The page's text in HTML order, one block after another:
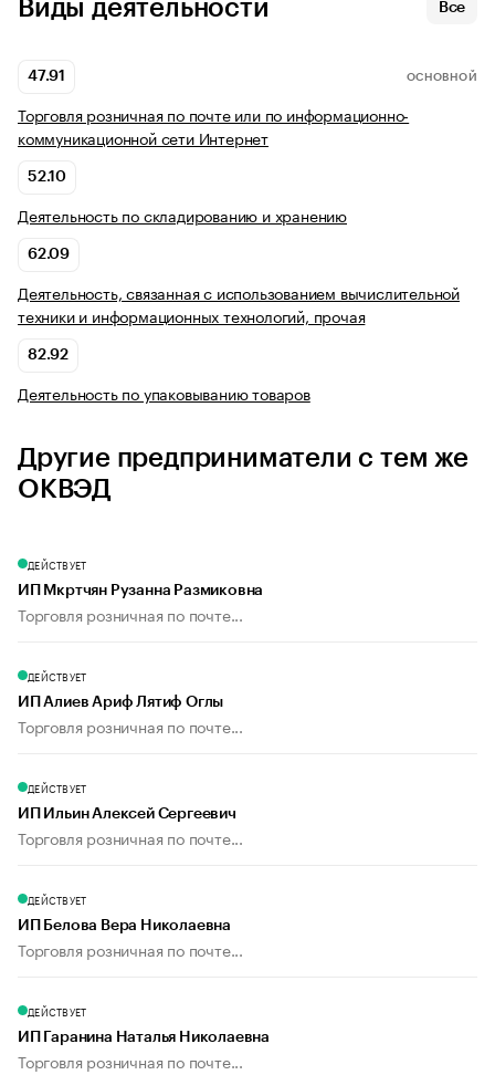
Виды деятельности Все
47.91 ОСНОВНОЙ
Торговля розничная по почте или по информационно-
коммуникационной сети Интернет
52.10
Деятельность по складированию и хранению
62.09
Деятельность, связанная с использованием вычислительной
техники и информационных технологий, прочая
82.92
Деятельность по упаковыванию товаров
Другие предприниматели с тем же
ОКВЭД
ДЕЙСТВУЕТ
ИП Мкртчян Рузанна Размиковна
Торговля розничная по почте...
ДЕЙСТВУЕТ
ИП Алиев Ариф Лятиф Оглы
Торговля розничная по почте...
ДЕЙСТВУЕТ
ИП Ильин Алексей Сергеевич
Торговля розничная по почте...
ДЕЙСТВУЕТ
ИП Белова Вера Николаевна
Торговля розничная по почте...
ДЕЙСТВУЕТ
ИП Гаранина Наталья Николаевна
Торговля розничная по почте...